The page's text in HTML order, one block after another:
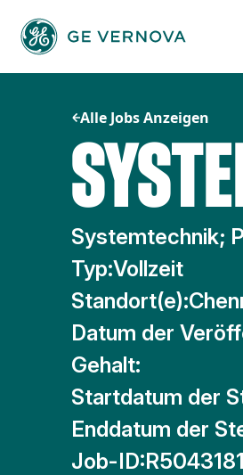
Inhalt
springen
Alle Jobs Anzeigen
Systemtechnik;
Typ:Vollzeit
Standort(e):
Datum der
Gehalt:
Startdatum der
Enddatum der
Job-ID:R5043181